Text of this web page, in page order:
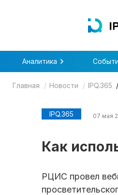
Аналитика
Главная Новости IPQ.365
IPQ.365 07 мая
Как
РЦИС провел